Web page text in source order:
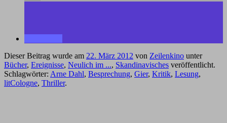
Dieser Beitrag wurde am 22. März 2012 von Zeilenkino unter
Bücher, Ereignisse, Neulich im ..., Skandinavisches veröffentlicht.
Schlagwörter: Arne Dahl, Besprechung, Gier, Kritik, Lesung,
litCologne, Thriller.